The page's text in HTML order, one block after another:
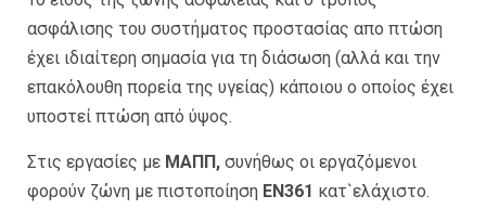
ασφάλισης του συστήματος προστασίας απο πτώση
έχει ιδιαίτερη σημασία για τη διάσωση (αλλά και την
επακόλουθη πορεία της υγείας) κάποιου ο οποίος έχει
υποστεί πτώση από ύψος.
Στις εργασίες με ΜΑΠΠ, συνήθως οι εργαζόμενοι
φορούν ζώνη με πιστοποίηση ΕΝ361 κατ`ελάχιστο.